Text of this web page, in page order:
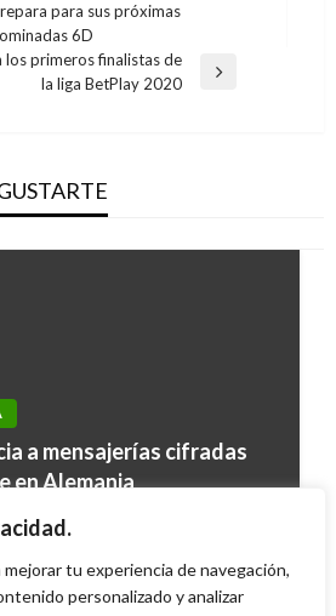
tu experiencia de navegación,
personalizado y analizar
para sus próximas
6D
los primeros finalistas de
la liga BetPlay 2020
a mensajerías cifradas
en Alemania
viernes junio 23, 2017
por ataque de
octubre 8, 2013
por las cuales la gripe
20, 2013